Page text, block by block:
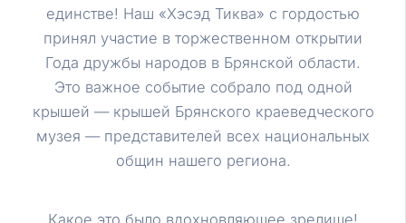
единстве! Наш «Хэсэд Тиква» с гордостью
принял участие в торжественном открытии
Года дружбы народов в Брянской области.
Это важное событие собрало под одной
крышей — крышей Брянского краеведческого
музея — представителей всех национальных
общин нашего региона.
Какое это было вдохновляющее зрелище!